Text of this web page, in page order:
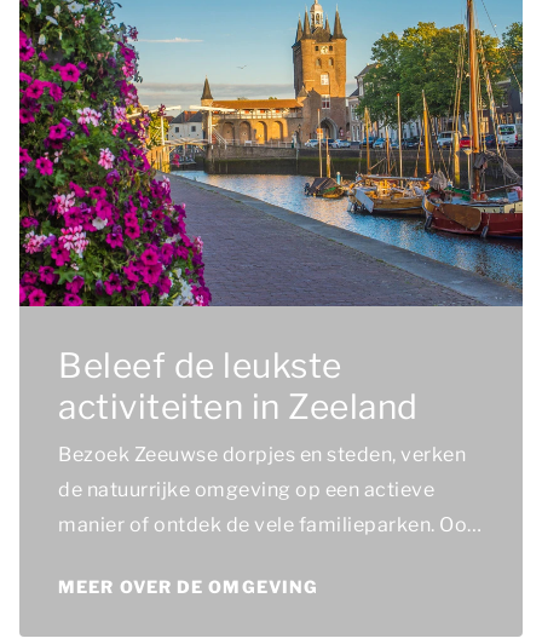
Beleef de leukste
activiteiten in Zeeland
Bezoek Zeeuwse dorpjes en steden, verken
de natuurrijke omgeving op een actieve
manier of ontdek de vele familieparken. Ook
MEER OVER DE OMGEVING